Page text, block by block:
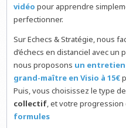
vidéo pour apprendre
perfectionner.
Sur Echecs & Stratégie, nous
d’échecs en distanciel avec
nous proposons un
grand-maître en Visio à 15€
Puis, vous choisissez le type
collectif, et votre
formules